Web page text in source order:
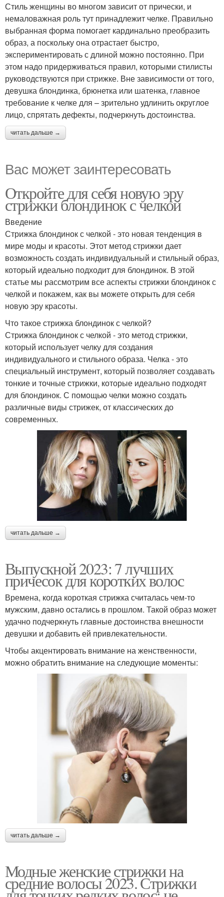
Стиль женщины во многом зависит от прически, и
немаловажная роль тут принадлежит челке. Правильно
выбранная форма помогает кардинально преобразить
образ, а поскольку она отрастает быстро,
экспериментировать с длиной можно постоянно. При
этом надо придерживаться правил, которыми стилисты
руководствуются при стрижке. Вне зависимости от того,
девушка блондинка, брюнетка или шатенка, главное
требование к челке для – зрительно удлинить округлое
лицо, спрятать дефекты, подчеркнуть достоинства.
читать дальше →
Вас может заинтересовать
Откройте для себя новую эру
стрижки блондинок с челкой
Введение
Стрижка блондинок с челкой - это новая тенденция в
мире моды и красоты. Этот метод стрижки дает
возможность создать индивидуальный и стильный образ,
который идеально подходит для блондинок. В этой
статье мы рассмотрим все аспекты стрижки блондинок с
челкой и покажем, как вы можете открыть для себя
новую эру красоты.
Что такое стрижка блондинок с челкой?
Стрижка блондинок с челкой - это метод стрижки,
который использует челку для создания
индивидуального и стильного образа. Челка - это
специальный инструмент, который позволяет создавать
тонкие и точные стрижки, которые идеально подходят
для блондинок. С помощью челки можно создать
различные виды стрижек, от классических до
современных.
читать дальше →
Выпускной 2023: 7 лучших
причесок для коротких волос
Времена, когда короткая стрижка считалась чем-то
мужским, давно остались в прошлом. Такой образ может
удачно подчеркнуть главные достоинства внешности
девушки и добавить ей привлекательности.
Чтобы акцентировать внимание на женственности,
можно обратить внимание на следующие моменты:
читать дальше →
Модные женские стрижки на
средние волосы 2023. Стрижки